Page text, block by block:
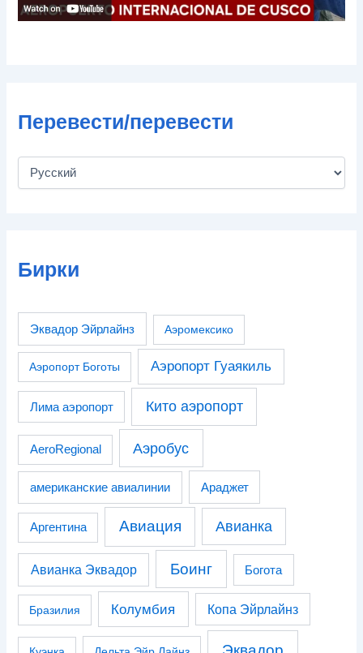
Перевести/перевести
Бирки
Эквадор Эйрлайнз Аэромексико
Аэропорт Боготы Аэропорт Гуаякиль
Лима аэропорт Кито аэропорт
AeroRegional Аэробус
американские авиалинии Араджет
Аргентина Авиация Авианка
Авианка Эквадор Боинг Богота
Бразилия Колумбия Копа Эйрлайнз